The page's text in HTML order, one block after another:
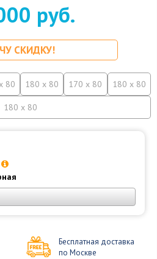
руб.
СКИДКУ!
80 180 x 80 170 x 80 180 x 80
180 x 80
Бесплатная доставка
по Москве